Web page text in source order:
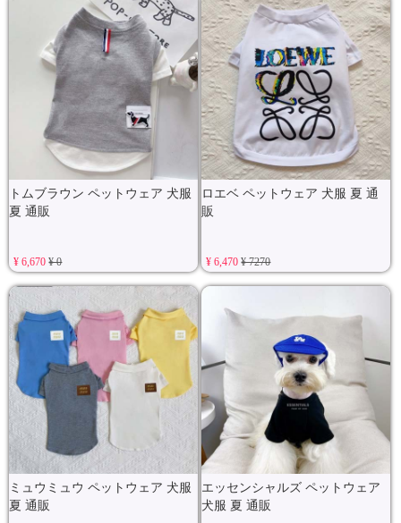
トムブラウン ペットウェア 犬服
夏 通販
¥ 6,670¥ 0
ロエベ ペットウェア 犬服 夏 通
販
¥ 6,470¥ 7270
ミュウミュウ ペットウェア 犬服
夏 通販
エッセンシャルズ ペットウェア
犬服 夏 通販